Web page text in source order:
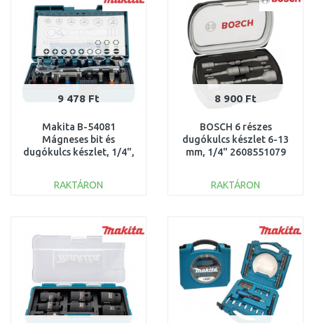
9 478 Ft
Makita B-54081
Mágneses bit és
dugókulcs készlet, 1/4",
RAKTÁRON
Összehasonlítás
8 900 Ft
BOSCH 6 részes
dugókulcs készlet 6-13
mm, 1/4" 2608551079
RAKTÁRON
Összehasonlítás